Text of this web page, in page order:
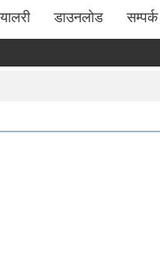
डाउनलाेड सम्पर्क